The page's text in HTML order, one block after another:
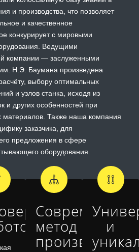
и производства, что позволяет
и качественное
конкурирует с мировыми
Ведущими
компании — заслуженными
Н.Э. Баумана произведена
выбору оптимальных
и узлов станка, исходя из
и других особенностей при
материалов. Также наша компания
заказчика, для
предложения в сфере
оборудования.
Современный
метод
производства
и